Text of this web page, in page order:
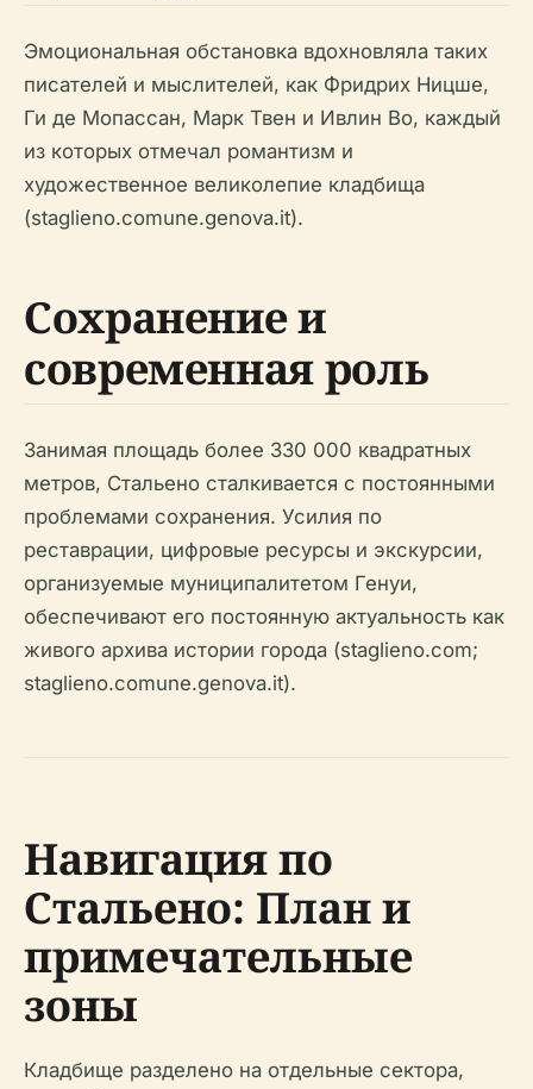
Эмоциональная обстановка вдохновляла таких
писателей и мыслителей, как Фридрих Ницше,
Ги де Мопассан, Марк Твен и Ивлин Во, каждый
из которых отмечал романтизм и
художественное великолепие кладбища
(staglieno.comune.genova.it).
Сохранение и
современная роль
Занимая площадь более 330 000 квадратных
метров, Стальено сталкивается с постоянными
проблемами сохранения. Усилия по
реставрации, цифровые ресурсы и экскурсии,
организуемые муниципалитетом Генуи,
обеспечивают его постоянную актуальность как
живого архива истории города (staglieno.com;
staglieno.comune.genova.it).
Навигация по
Стальено: План и
примечательные
зоны
Кладбище разделено на отдельные сектора,